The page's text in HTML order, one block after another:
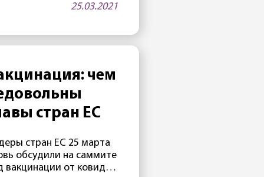
на
Партенкирхен — в
будет открыт. Как
гостинице,
обороны
часто проводятся
Две таких
на апрель.
25.03.2021
чем
стран ЕС
стран ЕС 25 марта
обсудили на саммите
вакцинации от ковида